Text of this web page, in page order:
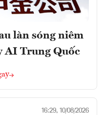
làn sóng niêm
AI Trung Quốc
16:29, 10/08/2026